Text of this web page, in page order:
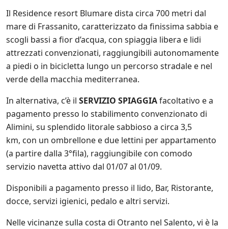
Il Residence resort Blumare dista circa 700 metri dal
mare di Frassanito, caratterizzato da finissima sabbia e
scogli bassi a fior d’acqua, con spiaggia libera e lidi
attrezzati convenzionati, raggiungibili autonomamente
a piedi o in bicicletta lungo un percorso stradale e nel
verde della macchia mediterranea.
In alternativa, c’è il SERVIZIO SPIAGGIAfacoltativo e a
pagamento presso lo stabilimento convenzionato di
Alimini, su splendido litorale sabbioso a circa 3,5
km, con un ombrellone e due lettini per appartamento
(a partire dalla 3°fila), raggiungibile con comodo
servizio navetta attivo dal 01/07 al 01/09.
Disponibili a pagamento presso il lido, Bar, Ristorante,
docce, servizi igienici, pedalo e altri servizi.
Nelle vicinanze sulla costa di Otranto nel Salento, vi è la